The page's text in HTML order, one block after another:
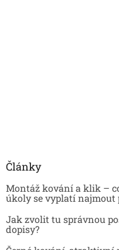
Články
Montáž kování a klik –
úkoly se vyplatí najmout
Jak zvolit tu správnou
dopisy?